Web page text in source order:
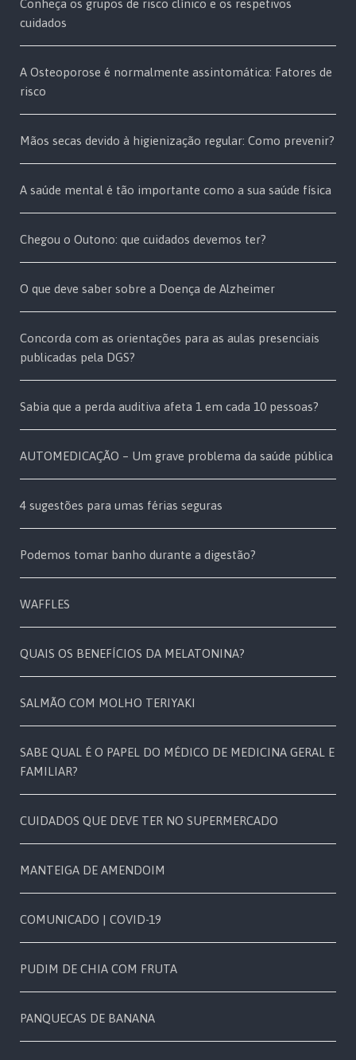
Conheça os grupos de risco clínico e os respetivos
cuidados
A Osteoporose é normalmente assintomática: Fatores de
risco
Mãos secas devido à higienização regular: Como prevenir?
A saúde mental é tão importante como a sua saúde física
Chegou o Outono: que cuidados devemos ter?
O que deve saber sobre a Doença de Alzheimer
Concorda com as orientações para as aulas presenciais
publicadas pela DGS?
Sabia que a perda auditiva afeta 1 em cada 10 pessoas?
AUTOMEDICAÇÃO – Um grave problema da saúde pública
4 sugestões para umas férias seguras
Podemos tomar banho durante a digestão?
WAFFLES
QUAIS OS BENEFÍCIOS DA MELATONINA?
SALMÃO COM MOLHO TERIYAKI
SABE QUAL É O PAPEL DO MÉDICO DE MEDICINA GERAL E
FAMILIAR?
CUIDADOS QUE DEVE TER NO SUPERMERCADO
MANTEIGA DE AMENDOIM
COMUNICADO | COVID-19
PUDIM DE CHIA COM FRUTA
PANQUECAS DE BANANA